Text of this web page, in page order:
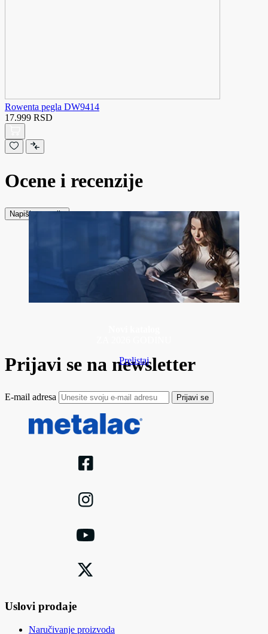
Rowenta pegla DW9414
17.999 RSD
Ocene i recenzije
Napiši recenziju
Prelistaj
Prijavi se na newsletter
E-mail adresa Prijavi se
Uslovi prodaje
Naručivanje proizvoda